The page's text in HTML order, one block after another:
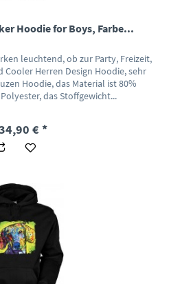
Hoodie for Boys, Farbe...
leuchtend, ob zur Party, Freizeit,
Cooler Herren Design Hoodie, sehr
Hoodie, das Material ist 80%
das Stoffgewicht...
€ *